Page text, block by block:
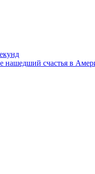
нашедший счастья в